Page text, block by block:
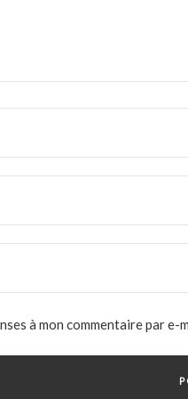
à mon commentaire par e-